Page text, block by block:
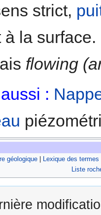
strict,
à la
flowing
:
géologique|
Lexique des
Liste